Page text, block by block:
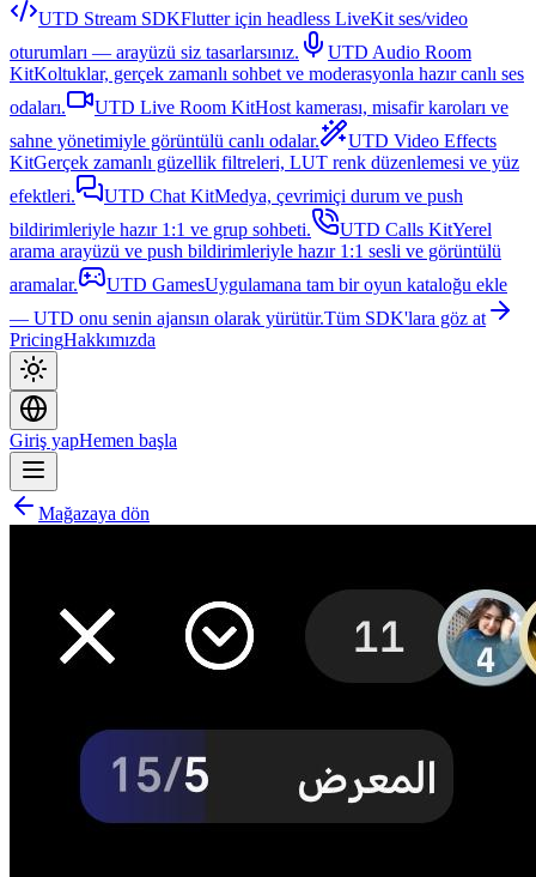
UTD Stream SDKFlutter için headless LiveKit ses/video
oturumları — arayüzü siz tasarlarsınız.
UTD Audio Room
KitKoltuklar, gerçek zamanlı sohbet ve moderasyonla hazır canlı ses
odaları.
UTD Live Room KitHost kamerası, misafir karoları ve
sahne yönetimiyle görüntülü canlı odalar.
UTD Video Effects
KitGerçek zamanlı güzellik filtreleri, LUT renk düzenlemesi ve yüz
efektleri.
UTD Chat KitMedya, çevrimiçi durum ve push
bildirimleriyle hazır 1:1 ve grup sohbeti.
UTD Calls KitYerel
arama arayüzü ve push bildirimleriyle hazır 1:1 sesli ve görüntülü
aramalar.
UTD GamesUygulamana tam bir oyun kataloğu ekle
— UTD onu senin ajansın olarak yürütür.Tüm SDK'lara göz at
PricingHakkımızda
Giriş yapHemen başla
Mağazaya dön